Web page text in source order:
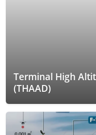
Terminal High
(THAAD)